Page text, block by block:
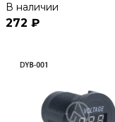
В наличии
272 ₽